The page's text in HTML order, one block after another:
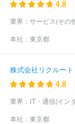
4.8
業界： サービス(その
本社： 東京都
株式会社リクルート
4.8
業界： IT・通信(イン
本社： 東京都